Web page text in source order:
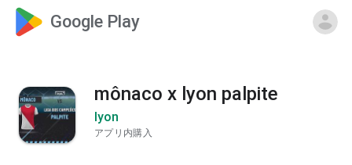
Google Play
mônaco x lyon palpite
lyon
アプリ内購入